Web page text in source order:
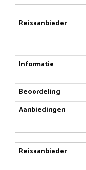
Reisaanbieder
Informatie
Beoordeling
Aanbiedingen
Reisaanbieder